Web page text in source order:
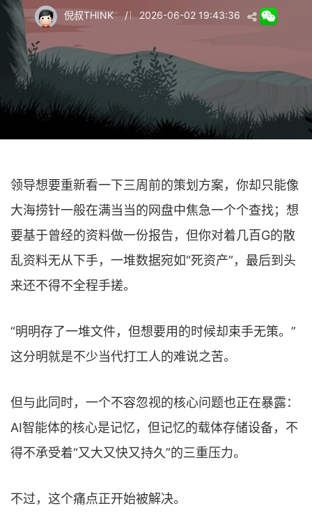
倪叔THINK / 2026-06-02 19:43:36
领导想要重新看一下三周前的策划方案，你却只能像
大海捞针一般在满当当的网盘中焦急一个个查找；想
要基于曾经的资料做一份报告，但你对着几百G的散
乱资料无从下手，一堆数据宛如“死资产”，最后到头
来还不得不全程手搓。
“明明存了一堆文件，但想要用的时候却束手无策。”
这分明就是不少当代打工人的难说之苦。
但与此同时，一个不容忽视的核心问题也正在暴露：
AI智能体的核心是记忆，但记忆的载体存储设备，不
得不承受着“又大又快又持久”的三重压力。
不过，这个痛点正开始被解决。